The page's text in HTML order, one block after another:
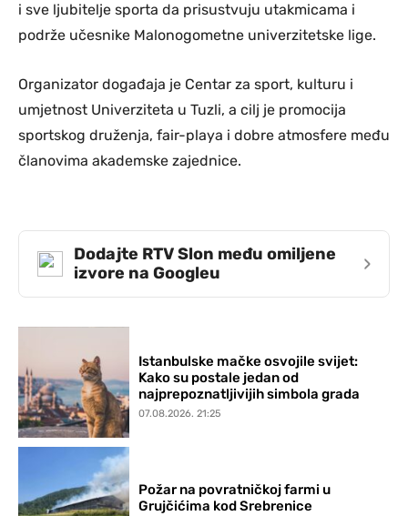
i sve ljubitelje sporta da prisustvuju utakmicama i
podrže učesnike Malonogometne univerzitetske lige.
Organizator događaja je Centar za sport, kulturu i
umjetnost Univerziteta u Tuzli, a cilj je promocija
sportskog druženja, fair-playa i dobre atmosfere među
članovima akademske zajednice.
Dodajte RTV Slon među omiljene
izvore na Googleu
›
Istanbulske mačke osvojile svijet:
Kako su postale jedan od
najprepoznatljivijih simbola grada
07.08.2026. 21:25
Požar na povratničkoj farmi u
Grujčićima kod Srebrenice